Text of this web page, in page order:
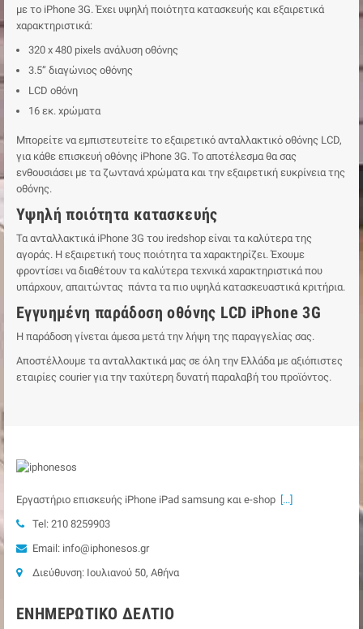
με το iPhone 3G. Έχει υψηλή ποιότητα κατασκευής και εξαιρετικά
χαρακτηριστικά:
320 x 480 pixels ανάλυση οθόνης
3.5” διαγώνιος οθόνης
LCD οθόνη
16 εκ. χρώματα
Μπορείτε να εμπιστευτείτε το εξαιρετικό ανταλλακτικό οθόνης LCD,
για κάθε επισκευή οθόνης iPhone 3G. Το αποτέλεσμα θα σας
ενθουσιάσει με τα ζωντανά χρώματα και την εξαιρετική ευκρίνεια της
οθόνης.
Υψηλή ποιότητα κατασκευής
Τα ανταλλακτικά iPhone 3G του iredshop είναι τα καλύτερα της
αγοράς. Η εξαιρετική τους ποιότητα τα χαρακτηρίζει. Έχουμε
φροντίσει να διαθέτουν τα καλύτερα τεχνικά χαρακτηριστικά που
υπάρχουν, απαιτώντας πάντα τα πιο υψηλά κατασκευαστικά κριτήρια.
Εγγυημένη παράδοση οθόνης LCD iPhone 3G
Η παράδοση γίνεται άμεσα μετά την λήψη της παραγγελίας σας.
Αποστέλλουμε τα ανταλλακτικά μας σε όλη την Ελλάδα με αξιόπιστες
εταιρίες courier για την ταχύτερη δυνατή παραλαβή του προϊόντος.
Εργαστήριο επισκευής iPhone iPad samsung και e-shop [...]
Tel: 210 8259903
Email: info@iphonesos.gr
Διεύθυνση: Ιουλιανού 50, Αθήνα
ΕΝΗΜΕΡΩΤΙΚΌ ΔΕΛΤΊΟ